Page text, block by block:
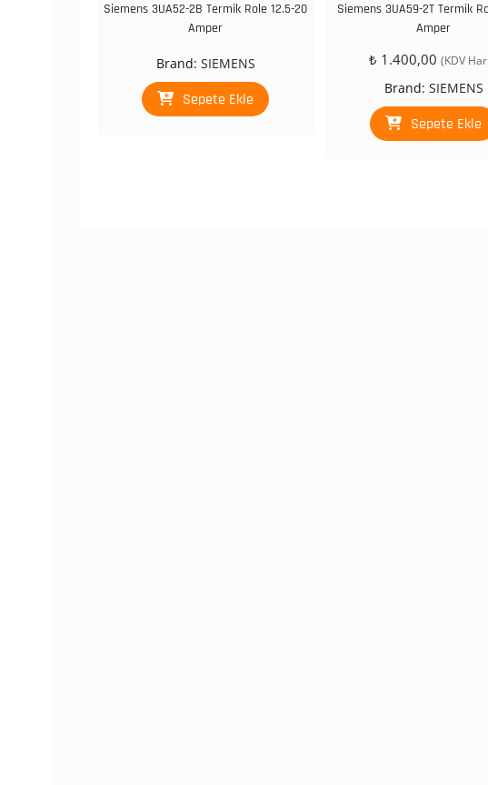
Siemens 3UA52-2B Termik Role 12.5-20
Amper
Brand: SIEMENS
Sepete Ekle
Siemens 3UA59-2T Termik
Amper
₺ 1.400,00 (KDV
Brand: SIEMENS
Sepete Ekle